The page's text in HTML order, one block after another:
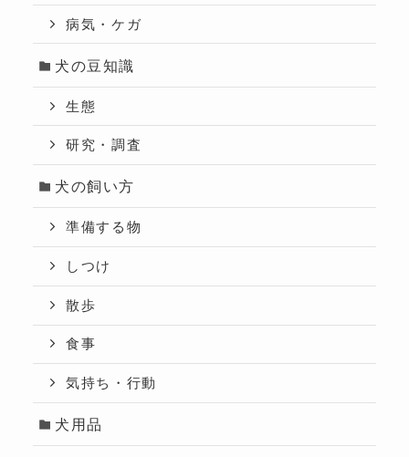
病気・ケガ
犬の豆知識
生態
研究・調査
犬の飼い方
準備する物
しつけ
散歩
食事
気持ち・行動
犬用品